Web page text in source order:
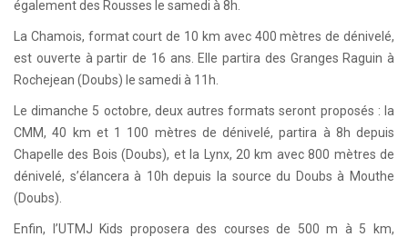
également des Rousses le samedi à 8h.
La Chamois, format court de 10 km avec 400 mètres de dénivelé,
est ouverte à partir de 16 ans. Elle partira des Granges Raguin à
Rochejean (Doubs) le samedi à 11h.
Le dimanche 5 octobre, deux autres formats seront proposés : la
CMM, 40 km et 1 100 mètres de dénivelé, partira à 8h depuis
Chapelle des Bois (Doubs), et la Lynx, 20 km avec 800 mètres de
dénivelé, s’élancera à 10h depuis la source du Doubs à Mouthe
(Doubs).
Enfin, l’UTMJ Kids proposera des courses de 500 m à 5 km,